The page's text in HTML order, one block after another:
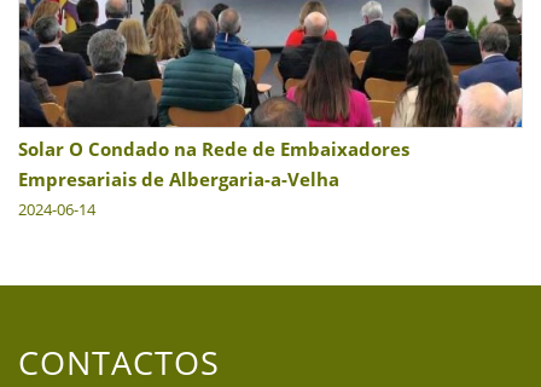
Solar O Condado na Rede de Embaixadores
Empresariais de Albergaria-a-Velha
2024-06-14
CONTACTOS